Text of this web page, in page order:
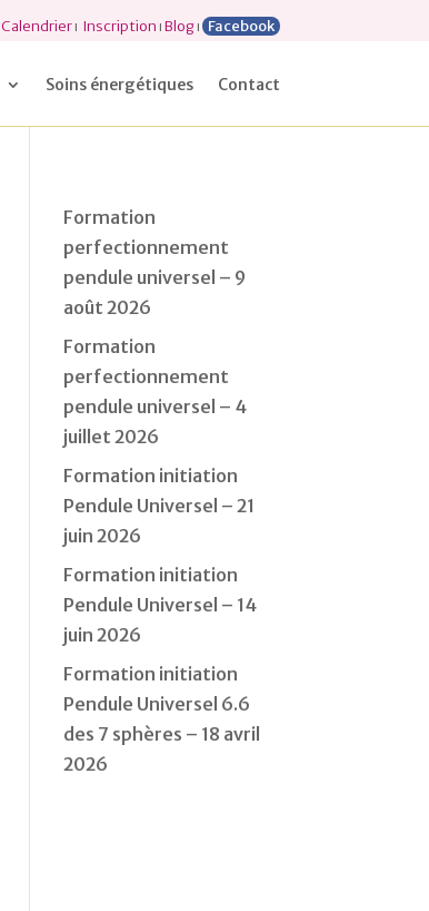
Calendrierı Inscription ıBlogı Facebook
Soins énergétiques Contact
Formation
perfectionnement
pendule universel – 9
août 2026
Formation
perfectionnement
pendule universel – 4
juillet 2026
Formation initiation
Pendule Universel – 21
juin 2026
Formation initiation
Pendule Universel – 14
juin 2026
Formation initiation
Pendule Universel 6.6
des 7 sphères – 18 avril
2026